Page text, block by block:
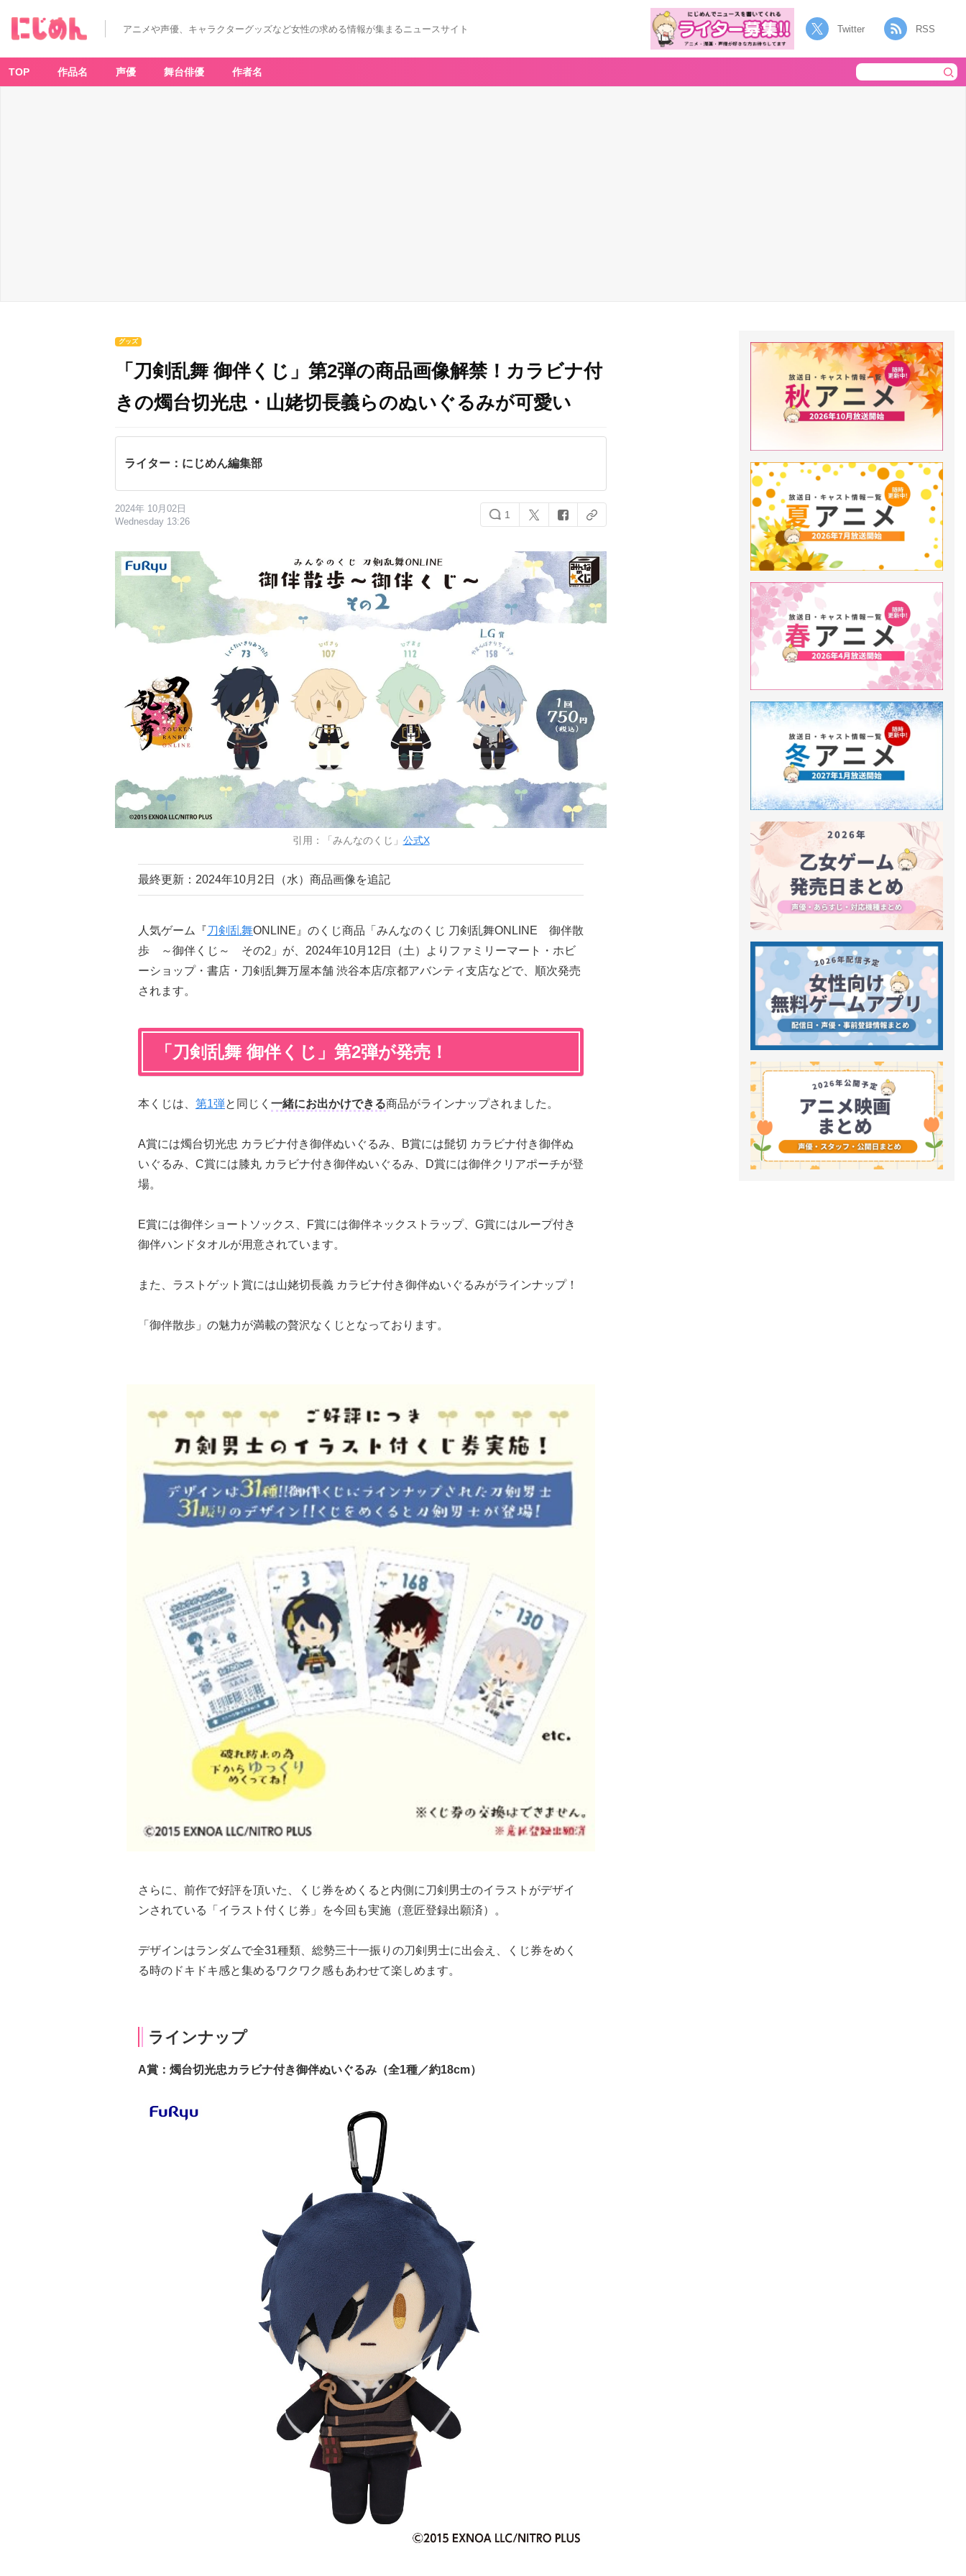
アニメや声優、キャラクターグッズなど女性の求める情報が集まるニュースサイト Twitter RSS
TOP 作品名 声優 舞台俳優 作者名
グッズ
「刀剣乱舞 御伴くじ」第2弾の商品画像解禁！カラビナ付
きの燭台切光忠・山姥切長義らのぬいぐるみが可愛い
ライター：にじめん編集部
2024年 10月02日
Wednesday 13:26
1
引用：「みんなのくじ」 公式X
最終更新：2024年10月2日（水）商品画像を追記
人気ゲーム『刀剣乱舞ONLINE』のくじ商品「みんなのくじ 刀剣乱舞ONLINE 御伴散
歩 ～御伴くじ～ その2」が、2024年10月12日（土）よりファミリーマート・ホビ
ーショップ・書店・刀剣乱舞万屋本舗 渋谷本店/京都アバンティ支店などで、順次発売
されます。
「刀剣乱舞 御伴くじ」第2弾が発売！
本くじは、 第1弾と同じく 一緒にお出かけできる商品がラインナップされました。
A賞には燭台切光忠 カラビナ付き御伴ぬいぐるみ、B賞には髭切 カラビナ付き御伴ぬ
いぐるみ、C賞には膝丸 カラビナ付き御伴ぬいぐるみ、D賞には御伴クリアポーチが登
場。
E賞には御伴ショートソックス、F賞には御伴ネックストラップ、G賞にはループ付き
御伴ハンドタオルが用意されています。
また、ラストゲット賞には山姥切長義 カラビナ付き御伴ぬいぐるみがラインナップ！
「御伴散歩」の魅力が満載の贅沢なくじとなっております。
さらに、前作で好評を頂いた、くじ券をめくると内側に刀剣男士のイラストがデザイ
ンされている「イラスト付くじ券」を今回も実施（意匠登録出願済）。
デザインはランダムで全31種類、総勢三十一振りの刀剣男士に出会え、くじ券をめく
る時のドキドキ感と集めるワクワク感もあわせて楽しめます。
ラインナップ
A賞：燭台切光忠カラビナ付き御伴ぬいぐるみ（全1種／約18cm）